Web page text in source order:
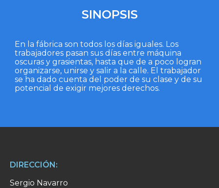
SINOPSIS
En la fábrica son todos los días iguales. Los
trabajadores pasan sus días entre máquina
oscuras y grasientas, hasta que de a poco logran
organizarse, unirse y salir a la calle. El trabajador
se ha dado cuenta del poder de su clase y de su
potencial de exigir mejores derechos.
DIRECCIÓN:
Sergio Navarro